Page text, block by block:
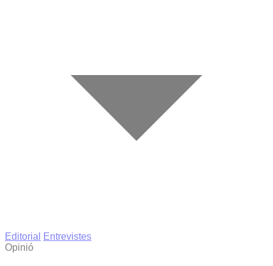
Editorial
Entrevistes
Opinió